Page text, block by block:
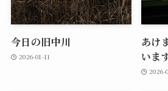
今日の旧中川
2026-01-11
あけ
いま
2026-